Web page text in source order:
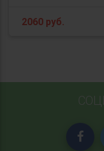
2060 руб.